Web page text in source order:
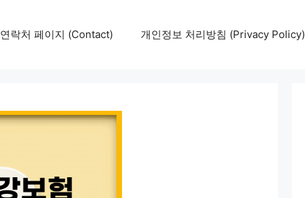
연락처 페이지 (Contact) 개인정보 처리방침 (Privacy Policy)